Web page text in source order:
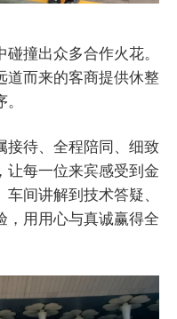
撞出众多合作火花。
道而来的客商提供休整
接待、全程陪同、细致
让每一位来宾感受到金
间讲解到技术答疑、
，用用心与真诚赢得全